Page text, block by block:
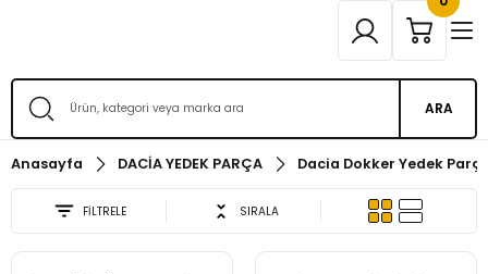
ARA
Anasayfa DACİA YEDEK PARÇA Dacia Dokker Yedek
FİLTRELE SIRALA